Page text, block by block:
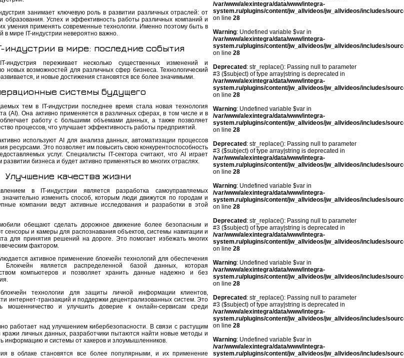
занимает ключевую роль в развитии различных отраслей: от
Успех и эффективность работы различных компаний и
умения применять современные технологии. Именно поэтому быть в
в мире IT-индустрии невероятно важно.
индустрии в мире: последние события
переживает несколько существенных изменений и
новых возможностей для различных сфер бизнеса. Технологический
и новые достижения становятся все более значимыми.
системы будущего
тем в IT-индустрии последнее время стала новая технология
(AI). Она активно применяется в различных сферах, в том числе и в
работу с большими объемами данных, а также позволяет
процессов, что улучшает эффективность работы предприятий.
используют AI для анализа данных, автоматизации процессов
ресурсами. Это позволяет им повысить свою конкурентоспособность
услуг. Специалисты IT-сектора считают, что AI играет
бизнеса и будет активно применяться во многих отраслях.
Улучшение качества жизни
в IT-индустрии является разработка самоуправляемых
изменить способ, которым люди движутся по городам и
компании ведут активные исследования и разработки в этой
обещают сделать дорожное движение более безопасным и
сенсоры и камеры для распознавания объектов, системы навигации и
для принятия решений на дороге. Это помогает избежать многих
фактором.
активное применение блокчейн технологий для обеспечения
Блокчейн является распределенной базой данных, которая
компьютеров и позволяет хранить данные надежно и без
технологии для защиты личной информации клиентов,
интернет-транзакций и поддержки децентрализованных систем. Это
мошенничество и улучшить доверие к онлайн-сервисам среди
работает над улучшением кибербезопасности. В связи с растущим
кражи личных данных, разработчики пытаются найти новые методы и
информацию и системы от хакеров и злоумышленников.
в облаке становятся все более популярными, и их применение
/var/www/alexintegra/data/www/integra-
system.ru/plugins/content/jw_allvideos/jw_allvideos/includes/
on line 28
Warning: Undefined variable $var in
/var/www/alexintegra/data/www/integra-
system.ru/plugins/content/jw_allvideos/jw_allvideos/includes/
on line 28
Deprecated : str_replace(): Passing null to parameter
#3 ($subject) of type array|string is deprecated in
/var/www/alexintegra/data/www/integra-
system.ru/plugins/content/jw_allvideos/jw_allvideos/includes/
on line 28
Warning: Undefined variable $var in
/var/www/alexintegra/data/www/integra-
system.ru/plugins/content/jw_allvideos/jw_allvideos/includes/
on line 28
Deprecated : str_replace(): Passing null to parameter
#3 ($subject) of type array|string is deprecated in
/var/www/alexintegra/data/www/integra-
system.ru/plugins/content/jw_allvideos/jw_allvideos/includes/
on line 28
Warning: Undefined variable $var in
/var/www/alexintegra/data/www/integra-
system.ru/plugins/content/jw_allvideos/jw_allvideos/includes/
on line 28
Deprecated : str_replace(): Passing null to parameter
#3 ($subject) of type array|string is deprecated in
/var/www/alexintegra/data/www/integra-
system.ru/plugins/content/jw_allvideos/jw_allvideos/includes/
on line 28
Warning: Undefined variable $var in
/var/www/alexintegra/data/www/integra-
system.ru/plugins/content/jw_allvideos/jw_allvideos/includes/
on line 28
Deprecated : str_replace(): Passing null to parameter
#3 ($subject) of type array|string is deprecated in
/var/www/alexintegra/data/www/integra-
system.ru/plugins/content/jw_allvideos/jw_allvideos/includes/
on line 28
Warning: Undefined variable $var in
/var/www/alexintegra/data/www/integra-
system.ru/plugins/content/jw_allvideos/jw_allvideos/includes/